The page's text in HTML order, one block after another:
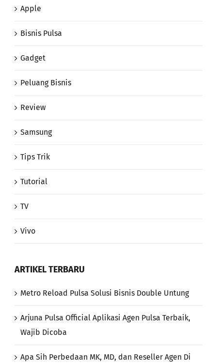
Apple
Bisnis Pulsa
Gadget
Peluang Bisnis
Review
Samsung
Tips Trik
Tutorial
TV
Vivo
ARTIKEL TERBARU
Metro Reload Pulsa Solusi Bisnis Double Untung
Arjuna Pulsa Official Aplikasi Agen Pulsa Terbaik,
Wajib Dicoba
Apa Sih Perbedaan MK, MD, dan Reseller Agen Di